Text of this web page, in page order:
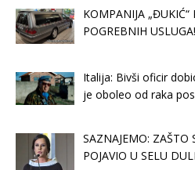
KOMPANIJA „ĐUKIĆ“
POGREBNIH USLUGA!
Italija: Bivši oficir
je oboleo od raka
SAZNAJEMO: ZAŠTO
POJAVIO U SELU